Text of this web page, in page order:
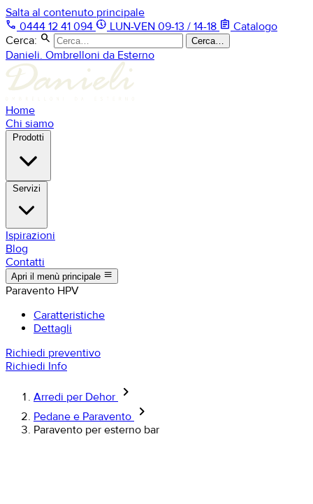
Salta al contenuto principale
phone 0444 12 41 094 nest_clock_farsight_analog LUN-VEN 09-13 / 14-18 assignment Catalogo
Cerca: search Cerca…
Danieli. Ombrelloni da Esterno
Home
Chi siamo
Prodotti
Servizi
Ispirazioni
Blog
Contatti
Apri il menù principale menu
Paravento HPV
Caratteristiche
Dettagli
Richiedi preventivo
Richiedi Info
Arredi per Dehor keyboard_arrow_right
Pedane e Paravento keyboard_arrow_right
Paravento per esterno bar